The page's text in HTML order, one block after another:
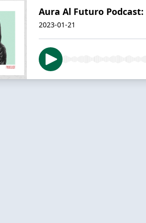
Aura Al Futuro Podcast:
2023-01-21